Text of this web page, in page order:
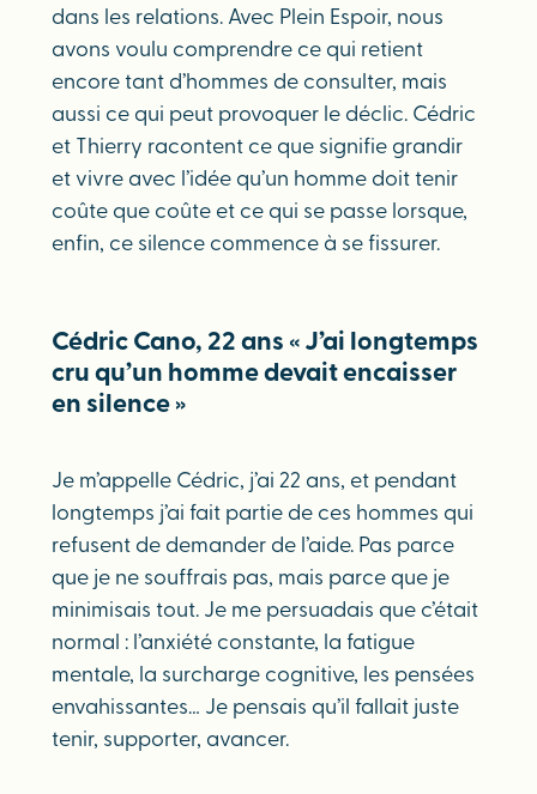
dans les relations. Avec Plein Espoir, nous
avons voulu comprendre ce qui retient
encore tant d’hommes de consulter, mais
aussi ce qui peut provoquer le déclic. Cédric
et Thierry racontent ce que signifie grandir
et vivre avec l’idée qu’un homme doit tenir
coûte que coûte et ce qui se passe lorsque,
enfin, ce silence commence à se fissurer.
Cédric Cano, 22 ans « J’ai longtemps
cru qu’un homme devait encaisser
en silence »
Je m’appelle Cédric, j’ai 22 ans, et pendant
longtemps j’ai fait partie de ces hommes qui
refusent de demander de l’aide. Pas parce
que je ne souffrais pas, mais parce que je
minimisais tout. Je me persuadais que c’était
normal : l’anxiété constante, la fatigue
mentale, la surcharge cognitive, les pensées
envahissantes… Je pensais qu’il fallait juste
tenir, supporter, avancer.